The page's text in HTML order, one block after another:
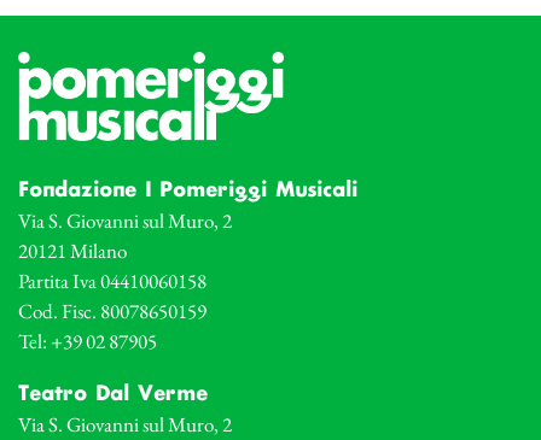
Fondazione I Pomeriggi Musicali
Via S. Giovanni sul Muro, 2
20121 Milano
Partita Iva 04410060158
Cod. Fisc. 80078650159
Tel: +39 02 87905
Teatro Dal Verme
Via S. Giovanni sul Muro, 2